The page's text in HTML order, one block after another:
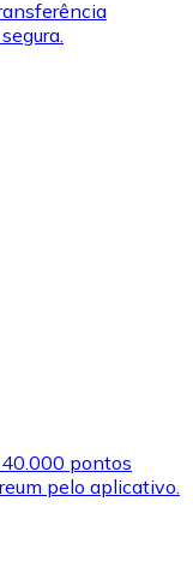
comprar
marcas favoritas
pontos
pelo aplicativo.